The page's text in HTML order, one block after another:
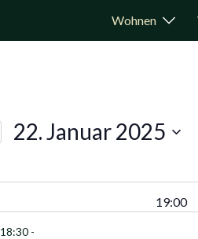
Wohnen
22. Januar 2025
wählen.
-
19:00